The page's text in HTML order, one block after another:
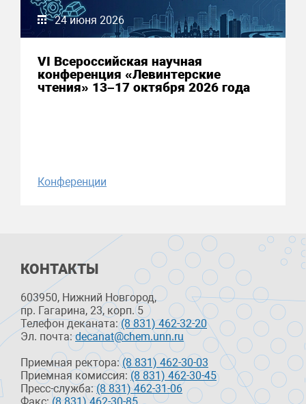
24 июня 2026
VI Всероссийская научная
конференция «Левинтерские
чтения» 13–17 октября 2026 года
Конференции
КОНТАКТЫ
603950, Нижний Новгород,
пр. Гагарина, 23, корп. 5
Телефон деканата:(8 831) 462-32-20
Эл. почта:decanat@chem.unn.ru
Приемная ректора:(8 831) 462-30-03
Приемная комиссия: (8 831) 462-30-45
Пресс-служба:(8 831) 462-31-06